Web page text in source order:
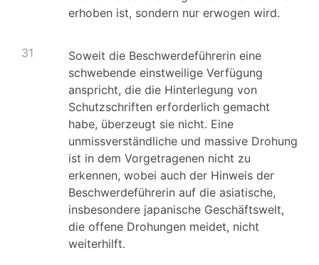
erhoben ist, sondern nur erwogen wird.
31
Soweit die Beschwerdeführerin eine
schwebende einstweilige Verfügung
anspricht, die die Hinterlegung von
Schutzschriften erforderlich gemacht
habe, überzeugt sie nicht. Eine
unmissverständliche und massive Drohung
ist in dem Vorgetragenen nicht zu
erkennen, wobei auch der Hinweis der
Beschwerdeführerin auf die asiatische,
insbesondere japanische Geschäftswelt,
die offene Drohungen meidet, nicht
weiterhilft.